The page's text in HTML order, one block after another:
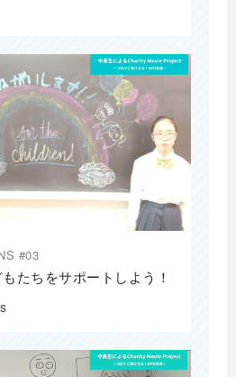
#03
たちをサポートしよう！